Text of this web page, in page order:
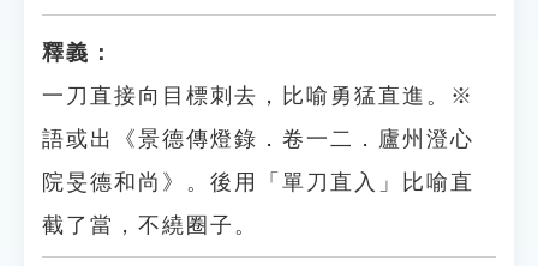
釋義：
一刀直接向目標刺去，比喻勇猛直進。※
語或出《景德傳燈錄．卷一二．廬州澄心
院旻德和尚》。後用「單刀直入」比喻直
截了當，不繞圈子。